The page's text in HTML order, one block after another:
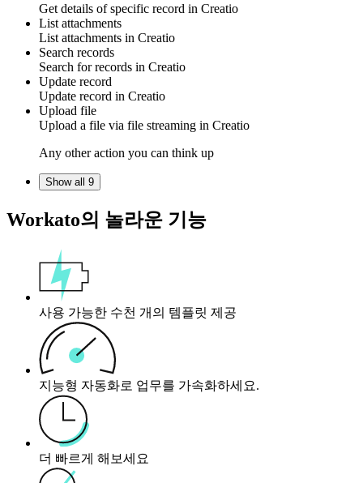
Get details of specific record in Creatio
List attachments
List attachments in Creatio
Search records
Search forrecords in Creatio
Update record
Update record in Creatio
Upload file
Upload a file via file streaming in Creatio
Any other action you can think up
Show all 9
Workato의 놀라운 기능
사용 가능한 수천 개의 템플릿 제공
지능형 자동화로 업무를 가속화하세요.
더 빠르게 해보세요